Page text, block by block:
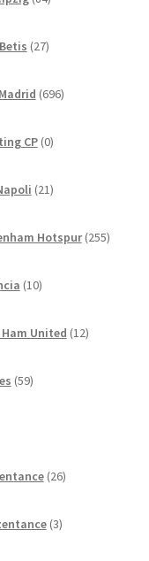
izdelkov
27izdelkov
696izdelkov
CP 0izdelkov
21izdelkov
Hotspur 255
10izdelkov
United 12izdelkov
59izdelkov
26izdelkov
3izdelki